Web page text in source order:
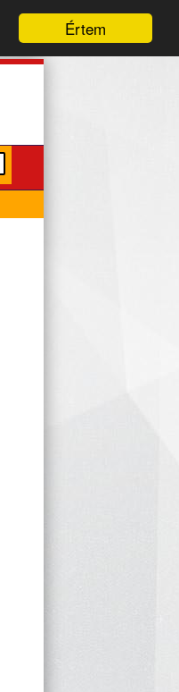
Értem